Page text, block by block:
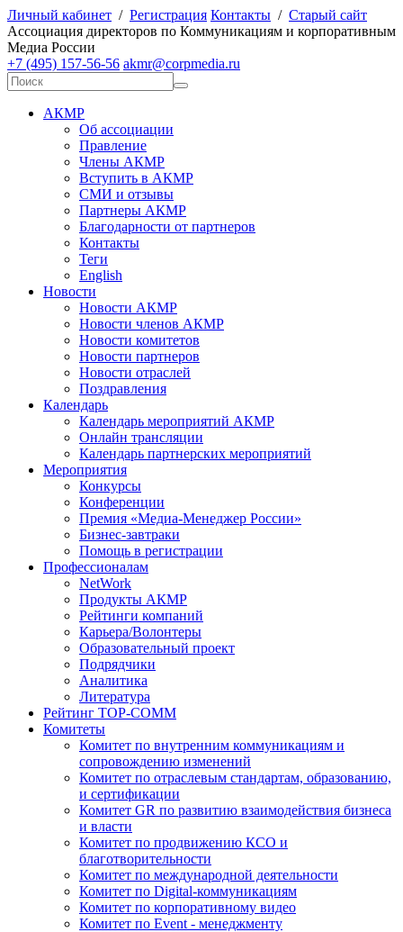
Личный кабинет / Регистрация Контакты / Старый сайт
Ассоциация директоров по Коммуникациям и корпоративным
Медиа России
+7 (495) 157-56-56 akmr@corpmedia.ru
АКМР
Об ассоциации
Правление
Члены АКМР
Вступить в АКМР
СМИ и отзывы
Партнеры АКМР
Благодарности от партнеров
Контакты
Теги
English
Новости
Новости АКМР
Новости членов АКМР
Новости комитетов
Новости партнеров
Новости отраслей
Поздравления
Календарь
Календарь мероприятий АКМР
Онлайн трансляции
Календарь партнерских мероприятий
Мероприятия
Конкурсы
Конференции
Премия «Медиа-Менеджер России»
Бизнес-завтраки
Помощь в регистрации
Профессионалам
NetWork
Продукты АКМР
Рейтинги компаний
Карьера/Волонтеры
Образовательный проект
Подрядчики
Аналитика
Литература
Рейтинг TOP-COMM
Комитеты
Комитет по внутренним коммуникациям и
сопровождению изменений
Комитет по отраслевым стандартам, образованию,
и сертификации
Комитет GR по развитию взаимодействия бизнеса
и власти
Комитет по продвижению КСО и
благотворительности
Комитет по международной деятельности
Комитет по Digital-коммуникациям
Комитет по корпоративному видео
Комитет по Event - менеджменту